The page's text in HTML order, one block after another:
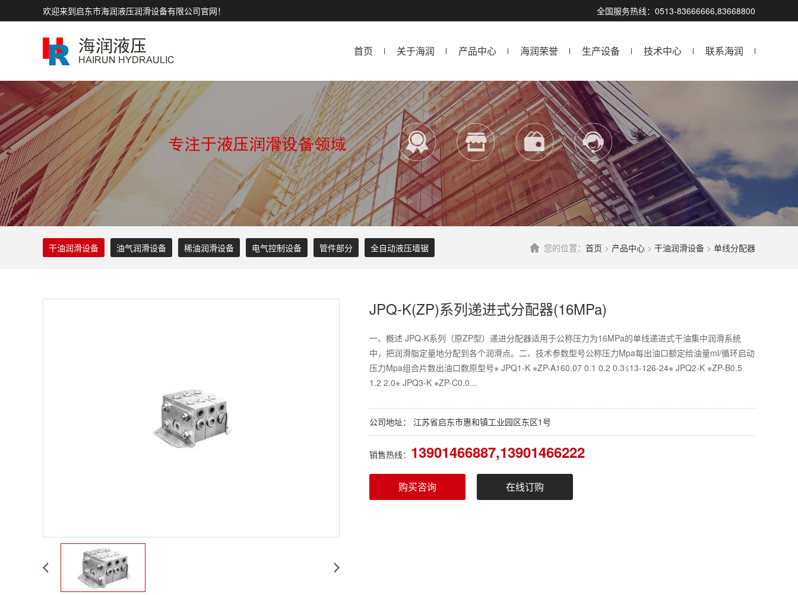
全国服务热线：0513-83666666,83668800
欢迎来到启东市海润液压润滑设备有限公司官网！
首页 关于海润 产品中心 海润荣誉 生产设备 技术中心 联系海润
您的位置： 首页 > 产品中心 > 干油润滑设备 > 单线分配器
干油润滑设备 油气润滑设备 稀油润滑设备 电气控制设备 管件部分 全自动液压墙锯
JPQ-K(ZP)系列递进式分配器(16MPa)
一、概述 JPQ-K系列（原ZP型）递进分配器适用于公称压力为16MPa的单线递进式干油集中润滑系统
中，把润滑脂定量地分配到各个润滑点。二、技术参数型号公称压力Mpa每出油口额定给油量ml/循环启动
压力Mpa组合片数出油口数原型号※ JPQ1-K ※ZP-A160.07 0.1 0.2 0.3≤13-126-24※ JPQ2-K ※ZP-B0.5
1.2 2.0※ JPQ3-K ※ZP-C0.0...
公司地址： 江苏省启东市惠和镇工业园区东区1号
销售热线： 13901466887,13901466222
购买咨询 在线订购